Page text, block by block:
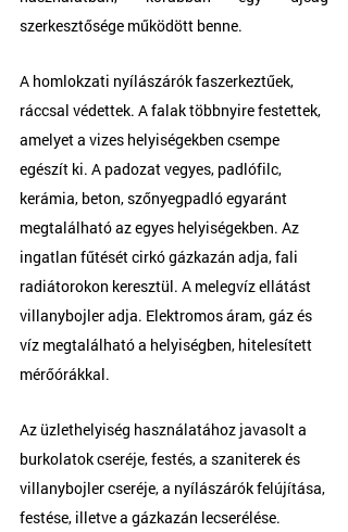
szerkesztősége működött benne.
A homlokzati nyílászárók faszerkeztűek,
ráccsal védettek. A falak többnyire festettek,
amelyet a vizes helyiségekben csempe
egészít ki. A padozat vegyes, padlófilc,
kerámia, beton, szőnyegpadló egyaránt
megtalálható az egyes helyiségekben. Az
ingatlan fűtését cirkó gázkazán adja, fali
radiátorokon keresztül. A melegvíz ellátást
villanybojler adja. Elektromos áram, gáz és
víz megtalálható a helyiségben, hitelesített
mérőórákkal.
Az üzlethelyiség használatához javasolt a
burkolatok cseréje, festés, a szaniterek és
villanybojler cseréje, a nyílászárók felújítása,
festése, illetve a gázkazán lecserélése.